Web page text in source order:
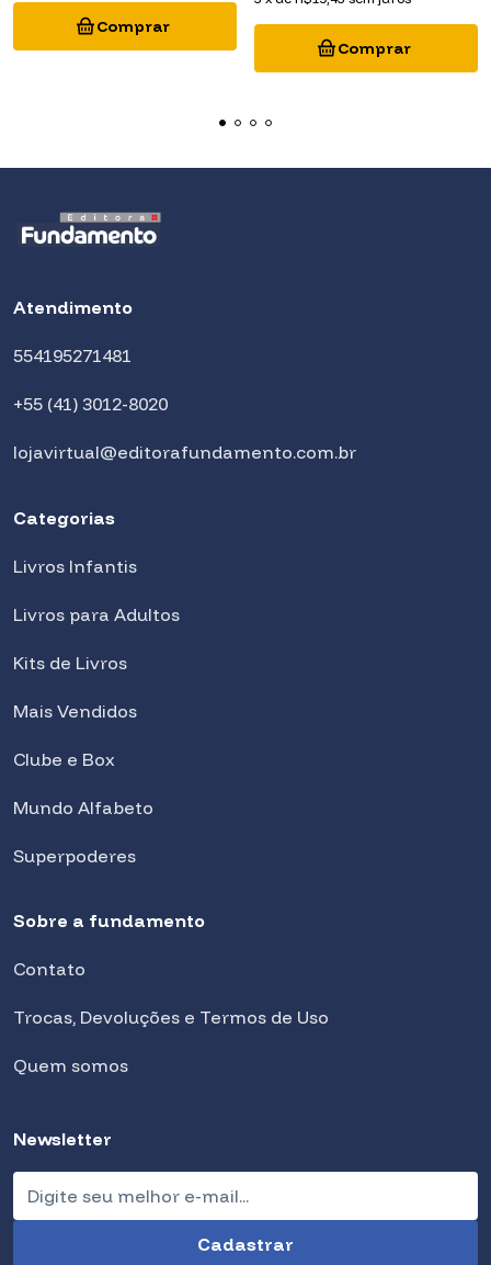
Atendimento
554195271481
+55 (41) 3012-8020
lojavirtual@editorafundamento.com.br
Categorias
Livros Infantis
Livros para Adultos
Kits de Livros
Mais Vendidos
Clube e Box
Mundo Alfabeto
Superpoderes
Sobre a fundamento
Contato
Trocas, Devoluções e Termos de Uso
Quem somos
Newsletter